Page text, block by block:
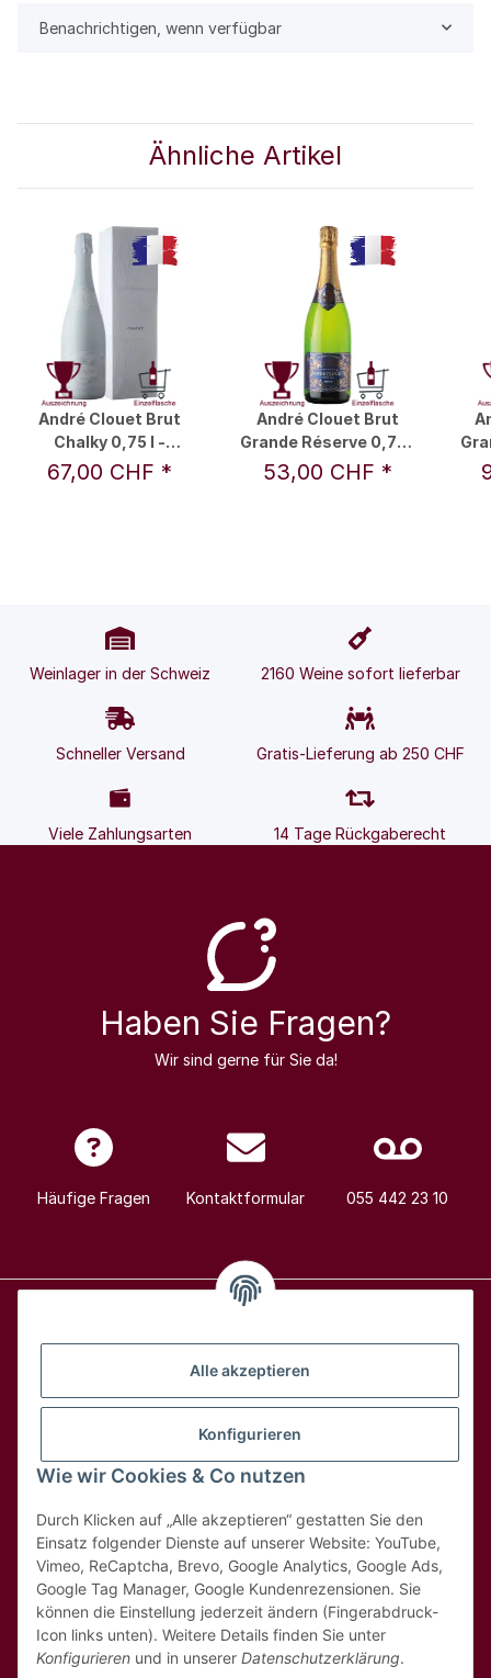
Alle akzeptieren
Konfigurieren
Wie wir Cookies & Co nutzen
Durch Klicken auf „Alle akzeptieren“ gestatten Sie den
Einsatz folgender Dienste auf unserer Website: YouTube,
Vimeo, ReCaptcha, Brevo, Google Analytics, Google Ads,
Google Tag Manager, Google Kundenrezensionen. Sie
können die Einstellung jederzeit ändern (Fingerabdruck-
Icon links unten). Weitere Details finden Sie unter
Konfigurieren und in unserer Datenschutzerklärung.
Benachrichtigen, wenn verfügbar
Ähnliche Artikel
André Clouet Brut
Chalky 0,75 l -
Champagne André
67,00 CHF *
André Clouet Brut
Grande Réserve 0,75 l
- Champagne André
53,00 CHF *
Weinlager in der Schweiz 2160 Weine sofort lieferbar
Schneller Versand Gratis-Lieferung ab 250 CHF
Viele Zahlungsarten 14 Tage Rückgaberecht
Haben Sie Fragen?
Wir sind gerne für Sie da!
Häufige Fragen Kontaktformular 055 442 23 10
Hilfe & Kontakt
Rechtliches